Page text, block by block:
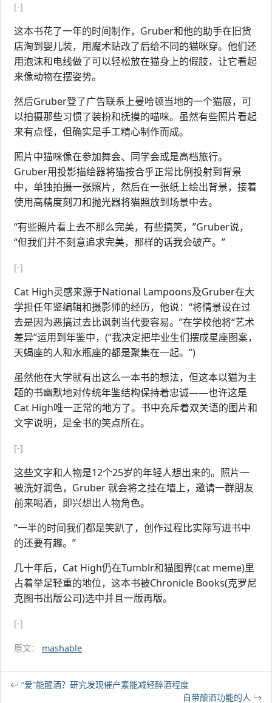
[-]
这本书花了一年的时间制作，Gruber和他的助手在旧货
店淘到婴儿装，用魔术贴改了后给不同的猫咪穿。他们还
用泡沫和电线做了可以轻松放在猫身上的假肢，让它看起
来像动物在摆姿势。
然后Gruber登了广告联系上曼哈顿当地的一个猫展，可
以拍摄那些习惯了装扮和抚摸的喵咪。虽然有些照片看起
来有点怪，但确实是手工精心制作而成。
照片中猫咪像在参加舞会、同学会或是高档旅行。
Gruber用投影描绘器将猫按合乎正常比例投射到背景
中，单独拍摄一张照片，然后在一张纸上绘出背景，接着
使用高精度刻刀和抛光器将猫照放到场景中去。
“有些照片看上去不那么完美，有些搞笑，”Gruber说，
“但我们并不刻意追求完美，那样的话我会破产。”
[-]
Cat High灵感来源于National Lampoons及Gruber在大
学担任年鉴编辑和摄影师的经历，他说：“将情景设在过
去是因为恶搞过去比讽刺当代要容易。”在学校他将“艺术
差异”运用到年鉴中，(“我决定把毕业生们摆成星座图案，
天蝎座的人和水瓶座的都是聚集在一起。”)
虽然他在大学就有出这么一本书的想法，但这本以猫为主
题的书幽默地对传统年鉴结构保持着忠诚——也许这是
Cat High唯一正常的地方了。书中充斥着双关语的图片和
文字说明，是全书的笑点所在。
[-]
这些文字和人物是12个25岁的年轻人想出来的。照片一
被洗好润色，Gruber 就会将之挂在墙上，邀请一群朋友
前来喝酒，即兴想出人物角色。
“一半的时间我们都是笑趴了，创作过程比实际写进书中
的还要有趣。”
几十年后，Cat High仍在Tumblr和猫图界(cat meme)里
占着举足轻重的地位，这本书被Chronicle Books(克罗尼
克图书出版公司)选中并且一版再版。
[-]
原文： mashable
“爱”能醒酒？研究发现催产素能减轻醉酒程度
自带酿酒功能的人